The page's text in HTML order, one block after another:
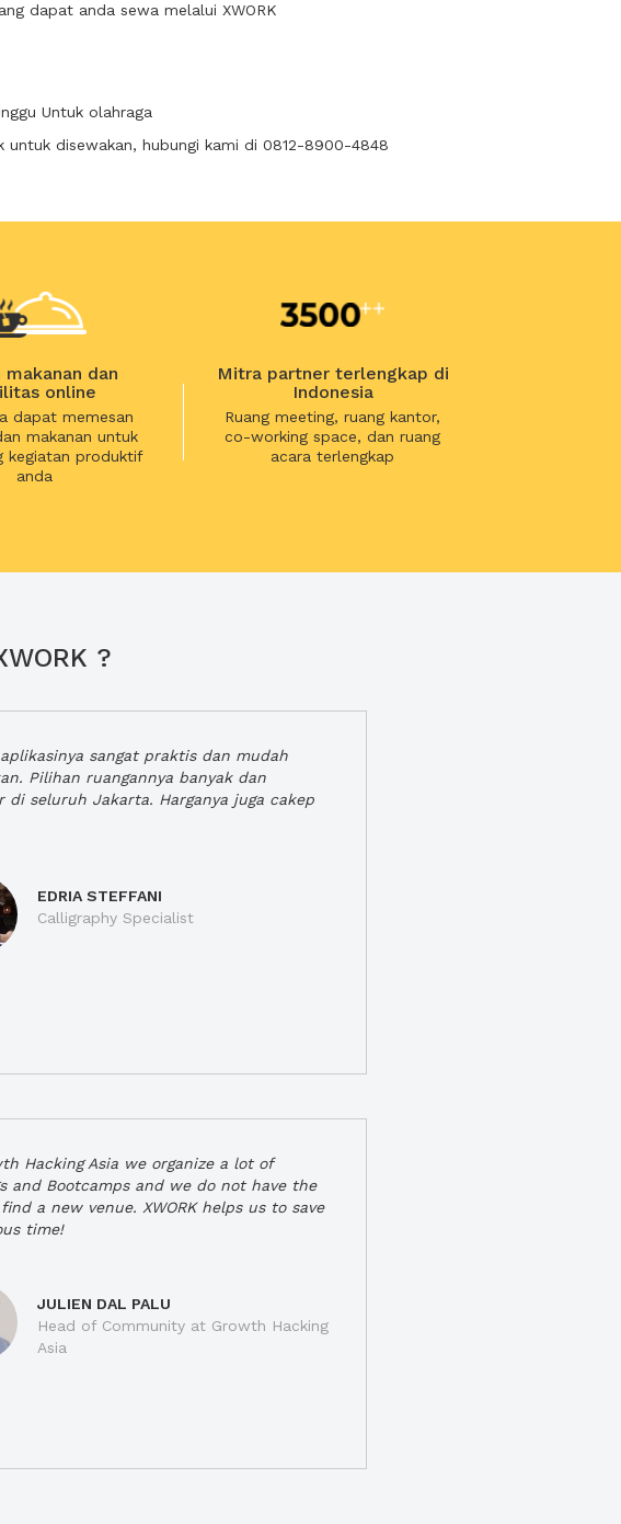
dapat anda sewa melalui XWORK
Untuk olahraga
disewakan, hubungi kami di 0812-8900-4848
makanan dan
online
dapat memesan
makanan untuk
kegiatan produktif
anda
Mitra partner terlengkap di
Indonesia
Ruang meeting, ruang kantor,
co-working space, dan ruang
acara terlengkap
?
aplikasinya sangat praktis dan mudah
Pilihan ruangannya banyak dan
di seluruh Jakarta. Harganya juga cakep
EDRIA STEFFANI
Calligraphy Specialist
Hacking Asia we organize a lot of
and Bootcamps and we do not have the
a new venue. XWORK helps us to save
time!
JULIEN DAL PALU
Head of Community at Growth Hacking
Asia